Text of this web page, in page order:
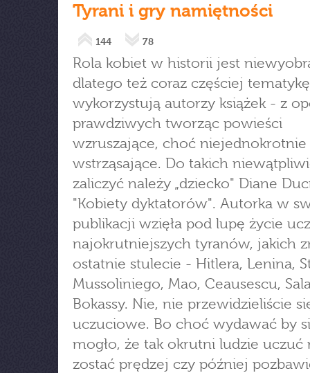
Tyrani i gry namiętności
144 78
Rola kobiet w historii jest
dlatego też coraz częściej
wykorzystują autorzy książek - z
prawdziwych tworząc powieści
wzruszające, choć niejednokrotnie
wstrząsające. Do takich
zaliczyć należy „dziecko" Diane
"Kobiety dyktatorów". Autorka w
publikacji wzięła pod lupę życie
najokrutniejszych tyranów, jakich
ostatnie stulecie - Hitlera, Lenina,
Mussoliniego, Mao, Ceausescu,
Bokassy. Nie, nie przewidzieliście
uczuciowe. Bo choć wydawać by
mogło, że tak okrutni ludzie uczuć
zostać prędzej czy później